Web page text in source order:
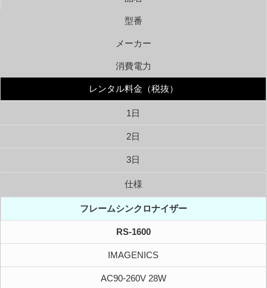
型番
メーカー
消費電力
レンタル料金（税抜）
1日
2日
3日
仕様
フレームシンクロナイザー
RS-1600
IMAGENICS
AC90-260V 28W